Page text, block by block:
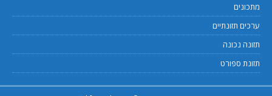
מתכונים
ערכים תזונתיים
תזונה נכונה
תזונת ספורט